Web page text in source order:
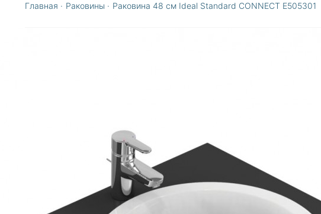
Главная · Раковины · Раковина 48 см Ideal Standard CONNECT E505301